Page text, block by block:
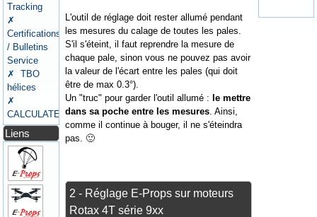
Tracking
✗
Certifications
/ Bulletins
Service
✗ TBO
hélices
✗
CALCULATEURS
Liens
L'outil de réglage doit rester allumé pendant
les mesures du calage de toutes les pales.
S'il s'éteint, il faut reprendre la mesure de
chaque pale, sinon vous ne pouvez pas avoir
la valeur de l'écart entre les pales (qui doit
être de max 0.3°).
Un "truc" pour garder l'outil allumé :le mettre
dans sa poche entre les mesures . Ainsi,
comme il continue à bouger, il ne s'éteindra
pas. 🙂
2 - Réglage E-Props sur moteurs
Rotax 4T série 9xx